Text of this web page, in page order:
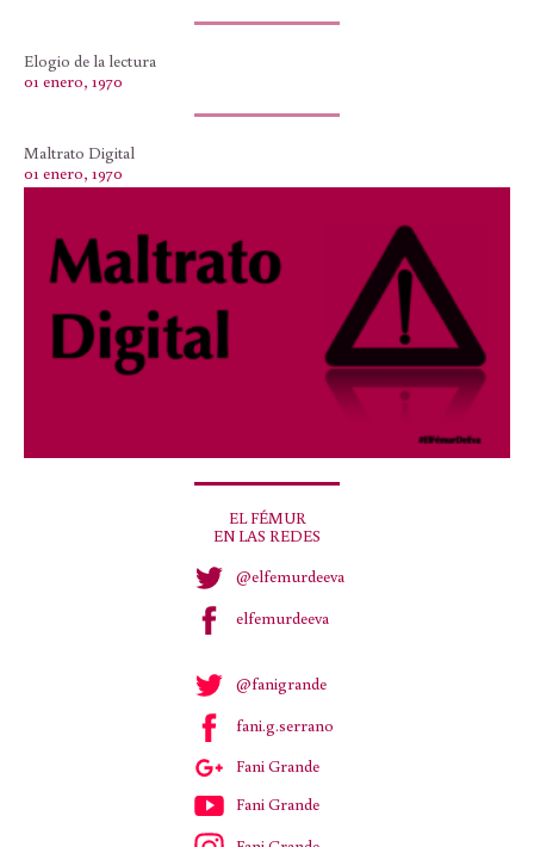
Elogio de la lectura
01 enero, 1970
Maltrato Digital
01 enero, 1970
EL FÉMUR
EN LAS REDES
@elfemurdeeva
elfemurdeeva
@fanigrande
fani.g.serrano
Fani Grande
Fani Grande